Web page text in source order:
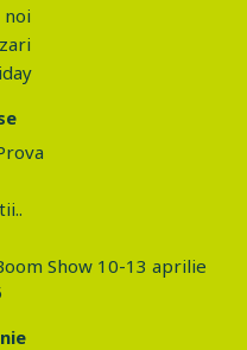
noi
Show 10-13 aprilie